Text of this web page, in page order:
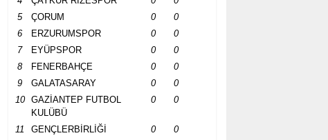
5
ÇORUM 0
0
6
ERZURUMSPOR 0
0
7
EYÜPSPOR 0
0
8
FENERBAHÇE 0
0
9
GALATASARAY 0
0
10
GAZİANTEP FUTBOL
KULÜBÜ
0 0
11 GENÇLERBİRLİĞİ 0
0